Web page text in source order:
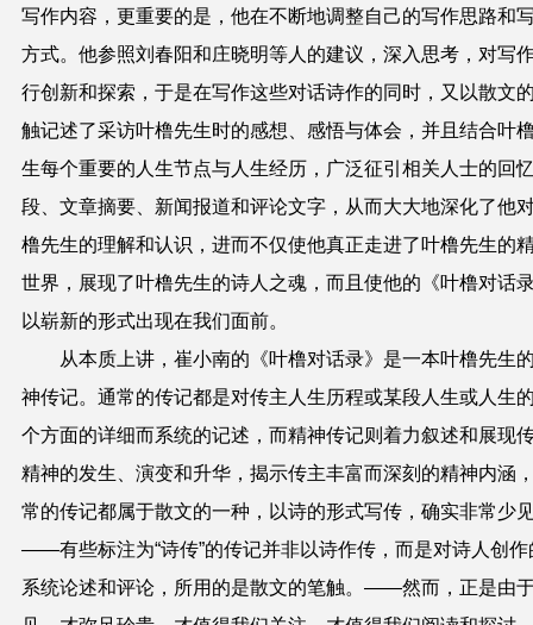
写作内容，更重要的是，他在不断地调整自己的写作思路和
方式。他参照刘春阳和庄晓明等人的建议，深入思考，对写
行创新和探索，于是在写作这些对话诗作的同时，又以散文
触记述了采访叶橹先生时的感想、感悟与体会，并且结合叶
生每个重要的人生节点与人生经历，广泛征引相关人士的回
段、文章摘要、新闻报道和评论文字，从而大大地深化了他
橹先生的理解和认识，进而不仅使他真正走进了叶橹先生的
世界，展现了叶橹先生的诗人之魂，而且使他的《叶橹对话
以崭新的形式出现在我们面前。
从本质上讲，崔小南的《叶橹对话录》是一本叶橹先生
神传记。通常的传记都是对传主人生历程或某段人生或人生
个方面的详细而系统的记述，而精神传记则着力叙述和展现
精神的发生、演变和升华，揭示传主丰富而深刻的精神内涵
常的传记都属于散文的一种，以诗的形式写传，确实非常少
——有些标注为“诗传”的传记并非以诗作传，而是对诗人创作
系统论述和评论，所用的是散文的笔触。——然而，正是由